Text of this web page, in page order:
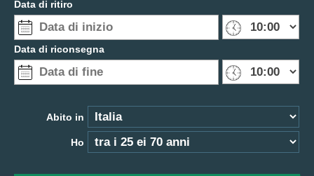
Data di ritiro
Data di riconsegna
Abito in
Ho